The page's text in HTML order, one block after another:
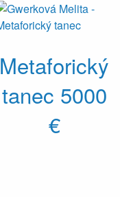
Metaforický
tanec 5000
€